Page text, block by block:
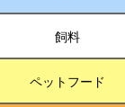
飼料
ペットフード